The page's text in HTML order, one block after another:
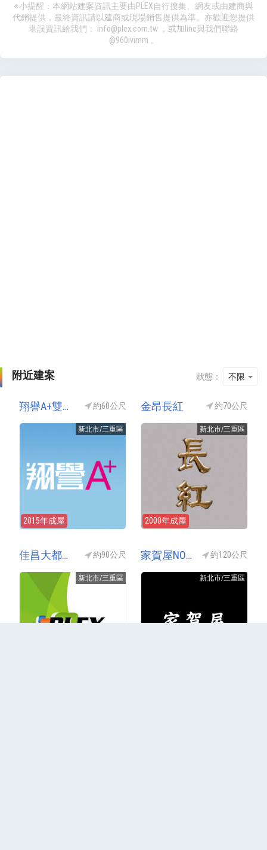
※小提醒：本網站建案資訊主要由PLEX自行搜集、網友或由建商與
代銷提供，最終資訊請以建商或現場銷售提供為準。亦歡迎您提供
堪誤資訊給我們： info@plex.com.tw ，或加line與我們聯絡
@960ivimm 。
附近建案 狀態： 不限
翔譽A+雙囍特區 約60公尺
新北市/三重區
2015年成屋
金昂長紅 約70公尺
新北市/三重區
2000年成屋
佳昌大都會9(佳昌大都會NO9/佳昌大都會九期) 約90公尺
新北市/三重區
家賀屋NO1(家賀屋一期) 約120公尺
新北市/三重區